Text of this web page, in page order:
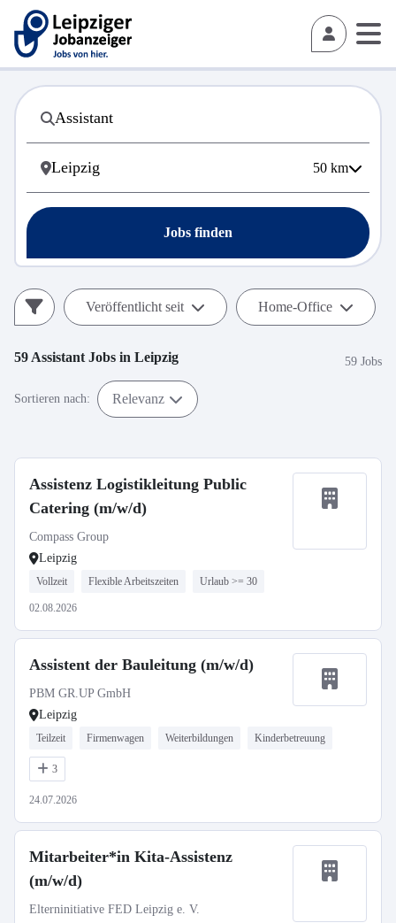
50 km
Jobs finden
Veröffentlicht seit Home-Office
59 Assistant Jobs in Leipzig 59 Jobs
Sortieren nach: Relevanz
Assistenz Logistikleitung Public
Catering (m/w/d)
Compass Group
Leipzig
Vollzeit Flexible Arbeitszeiten Urlaub >= 30
02.08.2026
Assistent der Bauleitung (m/w/d)
PBM GR.UP GmbH
Leipzig
Teilzeit Firmenwagen Weiterbildungen Kinderbetreuung
3
24.07.2026
Mitarbeiter*in Kita-Assistenz
(m/w/d)
Elterninitiative FED Leipzig e. V.